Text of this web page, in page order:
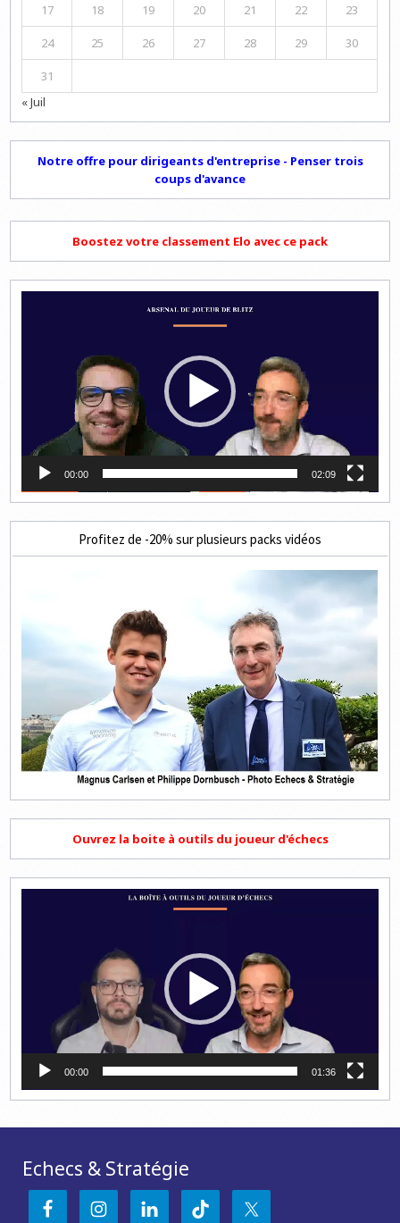
17 18 19 20 21 22 23
24 25 26 27 28 29 30
31
« Juil
Notre offre pour dirigeants d'entreprise - Penser trois
coups d'avance
Boostez votre classement Elo avec ce pack
00:00 02:09
Profitez de -20% sur plusieurs packs vidéos
Ouvrez la boite à outils du joueur d'échecs
00:00 01:36
Echecs & Stratégie